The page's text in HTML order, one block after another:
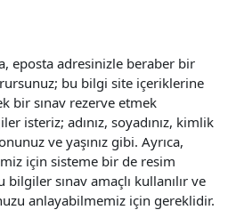
eposta adresinizle beraber bir
bu bilgi site içeriklerine
bir sınav rezerve etmek
isteriz; adınız, soyadınız, kimlik
ve yaşınız gibi. Ayrıca,
için sisteme bir de resim
sınav amaçlı kullanılır ve
anlayabilmemiz için gereklidir.